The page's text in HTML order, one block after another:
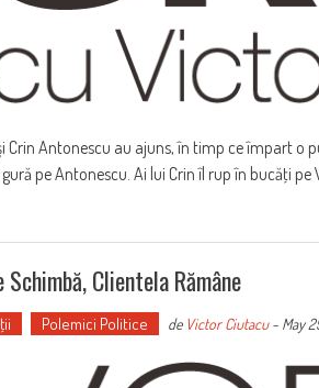
Crin Antonescu au ajuns, în timp ce împart o
pe Antonescu. Ai lui Crin îl rup în bucăţi
Clientela Rămâne
Polemici Politice de Victor Ciutacu- May